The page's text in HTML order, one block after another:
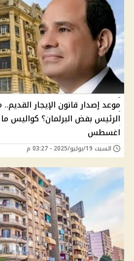
موعد إصدار قانون الإيجار
اغسطس
السبت 19/يوليو/2025 - 03:27 م